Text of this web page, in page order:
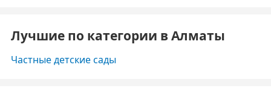
Лучшие по категории в Алматы
Частные детские сады